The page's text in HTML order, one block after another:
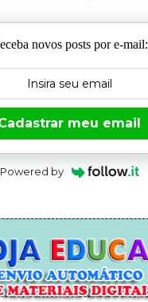
novos posts por e-mail:
meu email
Powered by